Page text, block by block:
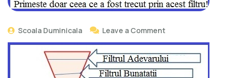
Scoala Duminicala Leave a Comment